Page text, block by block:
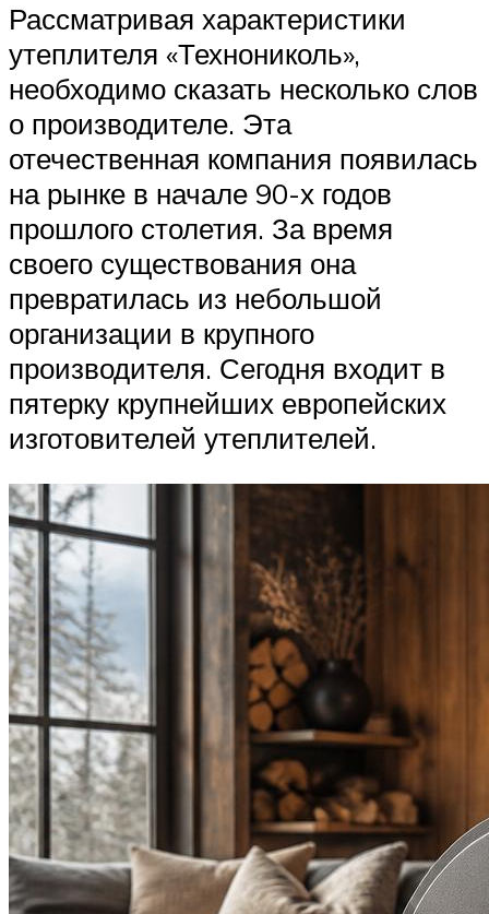
Рассматривая характеристики
утеплителя «Технониколь»,
необходимо сказать несколько слов
о производителе. Эта
отечественная компания появилась
на рынке в начале 90-х годов
прошлого столетия. За время
своего существования она
превратилась из небольшой
организации в крупного
производителя. Сегодня входит в
пятерку крупнейших европейских
изготовителей утеплителей.